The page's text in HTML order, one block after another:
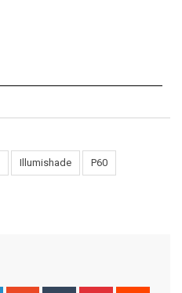
Illumishade P60